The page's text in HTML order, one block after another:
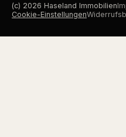
(c) 2026 Haseland Immobilien
Cookie-Einstellungen